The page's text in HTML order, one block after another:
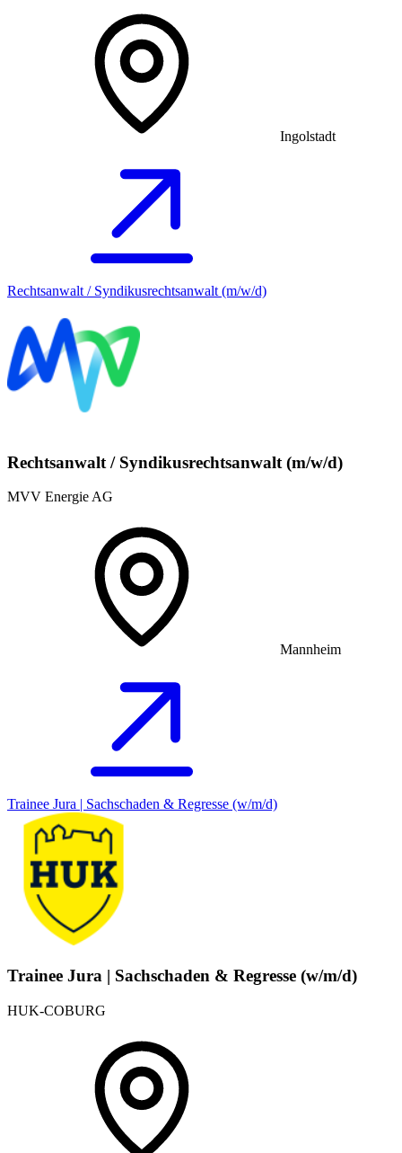
Ingolstadt
Rechtsanwalt / Syndikusrechtsanwalt (m/w/d)
Rechtsanwalt / Syndikusrechtsanwalt (m/w/d)
MVV Energie AG
Mannheim
Trainee Jura | Sachschaden & Regresse (w/m/d)
Trainee Jura | Sachschaden & Regresse (w/m/d)
HUK-COBURG